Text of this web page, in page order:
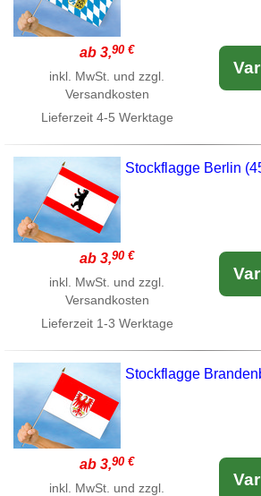
ab 3,90 €
inkl. MwSt. und zzgl.
Versandkosten
Lieferzeit 4-5 Werktage
Stockflagge Berlin
ab 3,90 €
inkl. MwSt. und zzgl.
Versandkosten
Lieferzeit 1-3 Werktage
Stockflagge
ab 3,90 €
inkl. MwSt. und zzgl.